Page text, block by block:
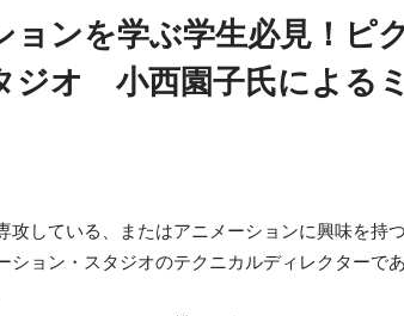
ョンを学ぶ学生必見！ピ
ジオ 小西園子氏による
攻している、またはアニメーションに興味を持
ション・スタジオのテクニカルディレクターで